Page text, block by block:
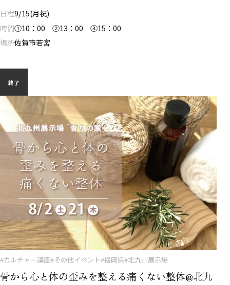
日程9/15(月祝)
時間①10：00 ②13：00 ③15：00
場所佐賀市若宮
終了
#カルチャー講座#その他イベント#福岡県#北九州展示場
骨から心と体の歪みを整える痛くない整体@北九